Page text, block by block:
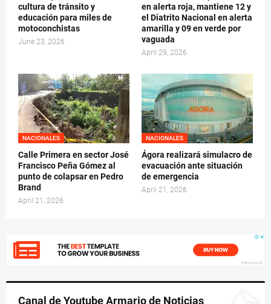
cultura de tránsito y
educación para miles de
motoconchistas
June 23, 2026
en alerta roja, mantiene 12 y
el Diatrito Nacional en alerta
amarilla y 09 en verde por
vaguada
April 29, 2026
NACIONALES
Calle Primera en sector José
Francisco Peña Gómez al
punto de colapsar en Pedro
Brand
April 21, 2026
NACIONALES
Ágora realizará simulacro de
evacuación ante situación
de emergencia
April 21, 2026
Canal de Youtube Armario de Noticias